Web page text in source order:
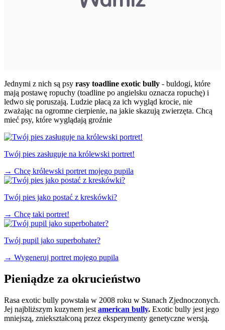
Jednymi z nich są psy rasy toadline exotic bully - buldogi, które
mają postawę ropuchy (toadline po angielsku oznacza ropuchę) i
ledwo się poruszają. Ludzie płacą za ich wygląd krocie, nie
zważając na ogromne cierpienie, na jakie skazują zwierzęta. Chcą
mieć psy, które wyglądają groźnie
Twój pies zasługuje na królewski portret!
→ Chcę królewski portret mojego pupila
Twój pies jako postać z kreskówki?
→ Chcę taki portret!
Twój pupil jako superbohater?
→ Wygeneruj portret mojego pupila
Pieniądze za okrucieństwo
Rasa exotic bully powstała w 2008 roku w Stanach Zjednoczonych.
Jej najbliższym kuzynem jest american bully. Exotic bully jest jego
mniejszą, zniekształconą przez eksperymenty genetyczne wersją.